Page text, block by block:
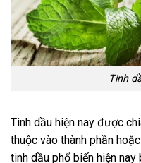
Tinh
Tinh dầu hiện nay được
thuộc vào thành phần
tinh dầu phổ biến hiện nay